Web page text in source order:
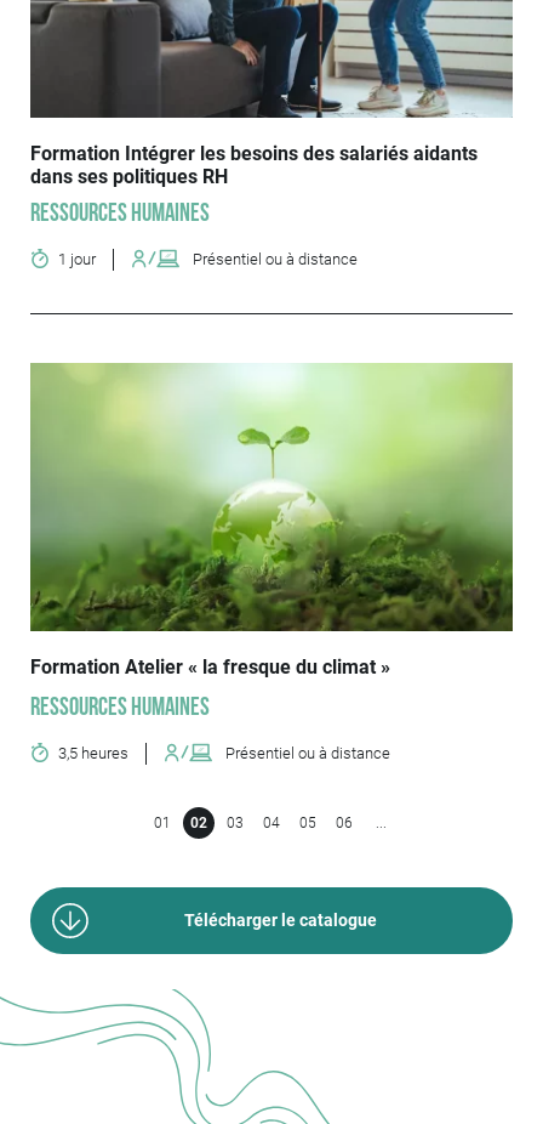
Formation Intégrer les besoins des salariés aidants
dans ses politiques RH
Ressources humaines
1 jour Présentiel ou à distance
Formation Atelier « la fresque du climat »
Ressources humaines
3,5 heures Présentiel ou à distance
01 02 03 04 05 06 ...
Télécharger le catalogue